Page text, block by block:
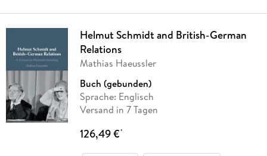
Helmut Schmidt and British-German
Relations
Mathias Haeussler
Buch (gebunden)
Sprache: Englisch
Versand in 7 Tagen
126,49 €*